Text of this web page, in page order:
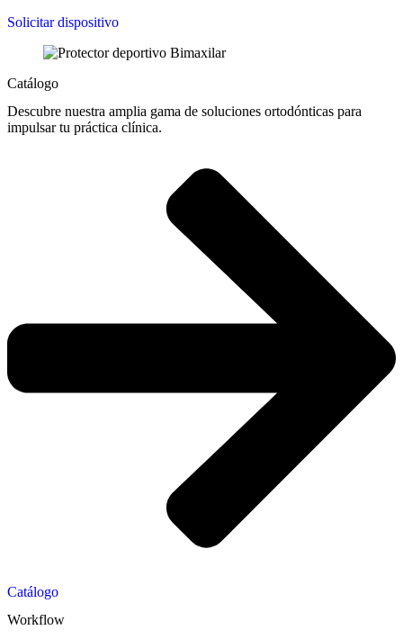
Solicitar dispositivo
Catálogo
Descubre nuestra amplia gama de soluciones ortodónticas para
impulsar tu práctica clínica.
Catálogo
Workflow